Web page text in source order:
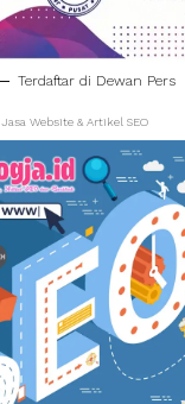
Terdaftar di Dewan Pers
Jasa Website & Artikel SEO